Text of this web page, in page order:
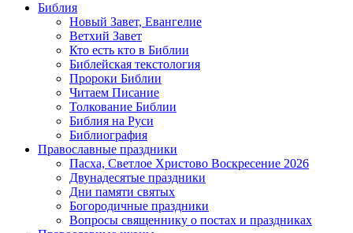
Библия
Новый Завет, Евангелие
Ветхий Завет
Кто есть кто в Библии
Библейская текстология
Пророки Библии
Читаем Писание
Толкование Библии
Библия на Руси
Библиография
Православные праздники
Пасха, Светлое Христово Воскресение 2026
Двунадесятые праздники
Дни памяти святых
Богородичные праздники
Вопросы священнику о постах и праздниках